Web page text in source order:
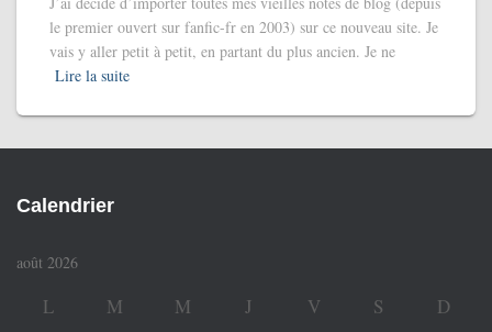
le premier ouvert sur fanfic-fr en 2003) sur ce nouveau site. Je
vais y aller petit à petit, en partant du plus ancien. Je ne
Lire la suite
Calendrier
août 2026
L M M J V S D